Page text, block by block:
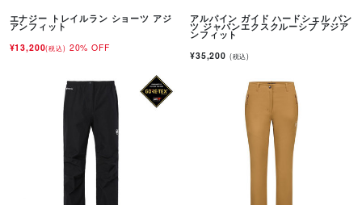
エナジー トレイルラン ショーツ アジ
アンフィット
¥13,200(税込) 20% OFF
アルパイン ガイド ハードシェル パン
ツ ジャパンエクスクルーシブ アジア
ンフィット
¥35,200 (税込)